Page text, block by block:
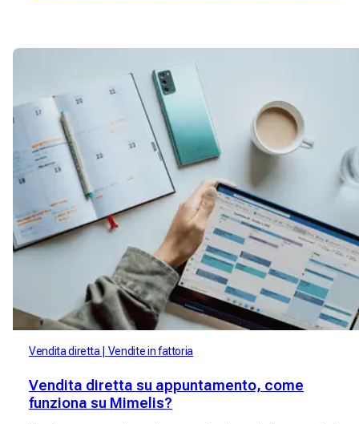
Vendita diretta Vendite in fattoria
Vendita diretta su appuntamento, come
funziona su Mimelis?